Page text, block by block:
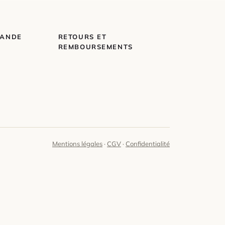
RETOURS ET
REMBOURSEMENTS
Mentions légales·CGV·Confidentialité